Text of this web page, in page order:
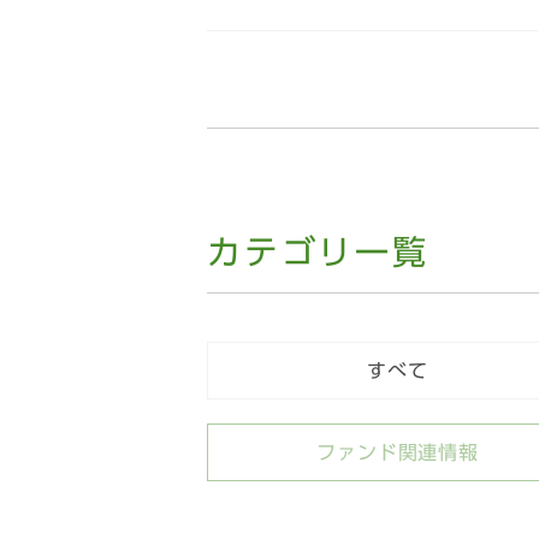
カテゴリ一覧
すべて
ファンド関連情報